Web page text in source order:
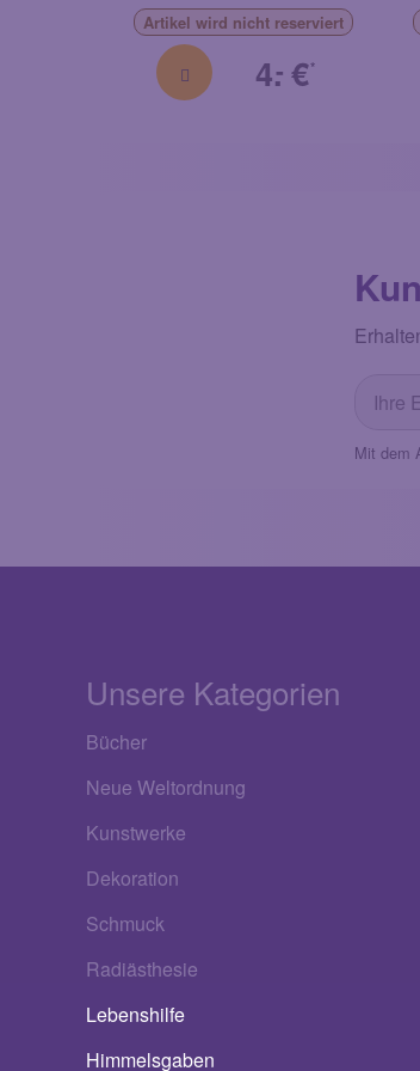
Artikel wird nicht reserviert
4.
- €
*
Mit dem
Unsere Kategorien
Bücher
Neue Weltordnung
Kunstwerke
Dekoration
Schmuck
Radiästhesie
Lebenshilfe
Himmelsgaben